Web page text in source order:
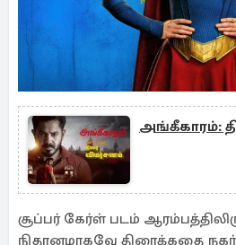
அங்கீகாரம்:
சூப்பர் கேர்ள் படம்
நிதானமாகவே திரைக்கதை